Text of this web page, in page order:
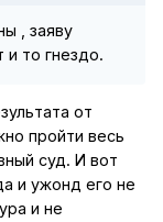
, заяву
и то гнездо.
от
пройти весь
суд. И вот
и ужонд его не
и не